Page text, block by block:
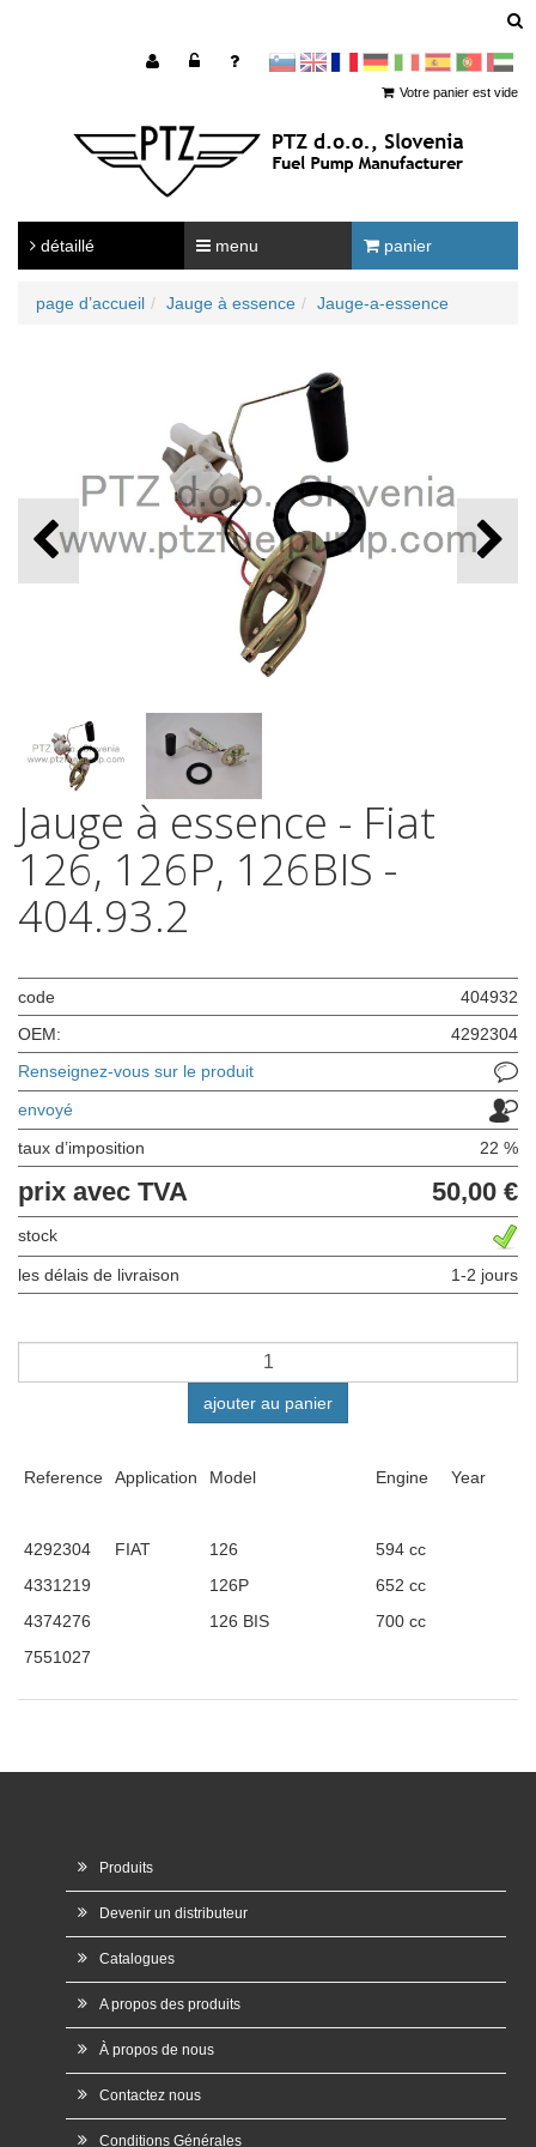
sl en francoščina
Nemščina
Italijanščina
Španščina
PortugalArabščina
Votre panier est vide
détaillé menu panier
page d’accueil Jauge à essence Jauge-a-essence
Jauge à essence - Fiat
126, 126P, 126BIS -
404.93.2
code
404932
OEM:
4292304
Renseignez-vous sur le produit
envoyé
taux d’imposition 22 %
prix avec TVA 50,00 €
stock
les délais de livraison 1-2 jours
ajouter au panier
Reference Application Model Engine Year
4292304 FIAT 126
594 cc
4331219
126P
652 cc
4374276
126 BIS
700 cc
7551027
Produits
Devenir un distributeur
Catalogues
A propos des produits
À propos de nous
Contactez nous
Conditions Générales